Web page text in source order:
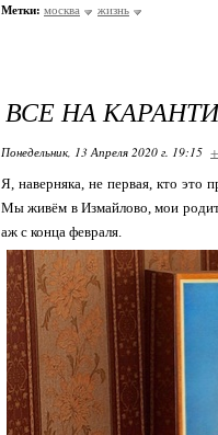
Метки: москва жизнь
ВСЕ НА
Понедельник, 13 Апреля 2020 г. 19:15
Я, наверняка, не первая, кто это
Мы живём в Измайлово, мои
аж с конца февраля.